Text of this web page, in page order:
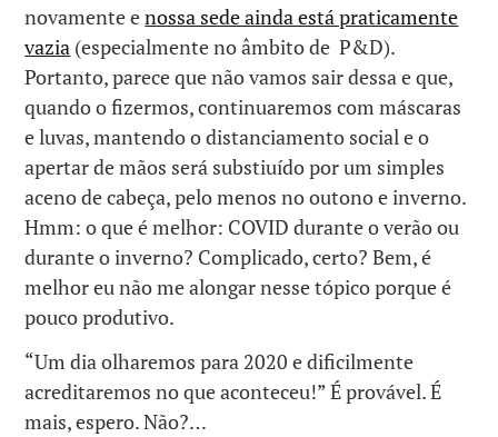
novamente enossa sede ainda está praticamente
vazia (especialmente no âmbito de P&D).
Portanto, parece que não vamos sair dessa e que,
quando o fizermos, continuaremos com máscaras
e luvas, mantendo o distanciamento social e o
apertar de mãos será substiuído por um simples
aceno de cabeça, pelo menos no outono e inverno.
Hmm: o que é melhor: COVID durante o verão ou
durante o inverno? Complicado, certo? Bem, é
melhor eu não me alongar nesse tópico porque é
pouco produtivo.
“Um dia olharemos para 2020 e dificilmente
acreditaremos no que aconteceu!” É provável. É
mais, espero. Não?…